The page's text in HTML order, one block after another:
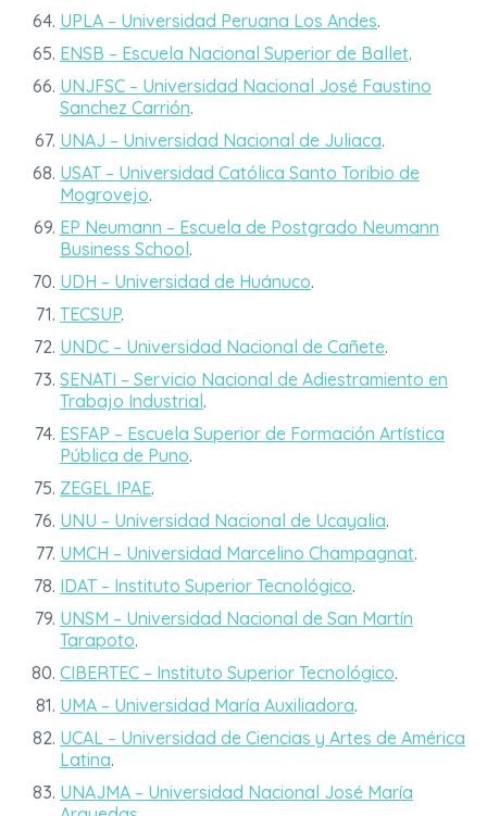
UPLA – Universidad Peruana Los Andes.
ENSB – Escuela Nacional Superior de Ballet.
UNJFSC – Universidad Nacional José Faustino
Sanchez Carrión.
UNAJ – Universidad Nacional de Juliaca.
USAT – Universidad Católica Santo Toribio de
Mogrovejo.
EP Neumann – Escuela de Postgrado Neumann
Business School.
UDH – Universidad de Huánuco.
TECSUP.
UNDC – Universidad Nacional de Cañete.
SENATI – Servicio Nacional de Adiestramiento en
Trabajo Industrial.
ESFAP – Escuela Superior de Formación Artística
Pública de Puno.
ZEGEL IPAE.
UNU – Universidad Nacional de Ucayalia.
UMCH – Universidad Marcelino Champagnat.
IDAT – Instituto Superior Tecnológico.
UNSM – Universidad Nacional de San Martín
Tarapoto.
CIBERTEC – Instituto Superior Tecnológico.
UMA – Universidad María Auxiliadora.
UCAL – Universidad de Ciencias y Artes de América
Latina.
UNAJMA – Universidad Nacional José María